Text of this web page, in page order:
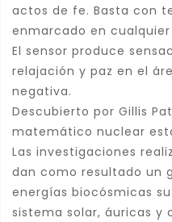
actos de fe. Basta con
enmarcado en
El sensor produce
relajación y paz en el
negativa.
Descubierto por Gillis
matemático nuclear
Las investigaciones
dan como resultado un
energías biocósmicas
sistema solar, áuricas y